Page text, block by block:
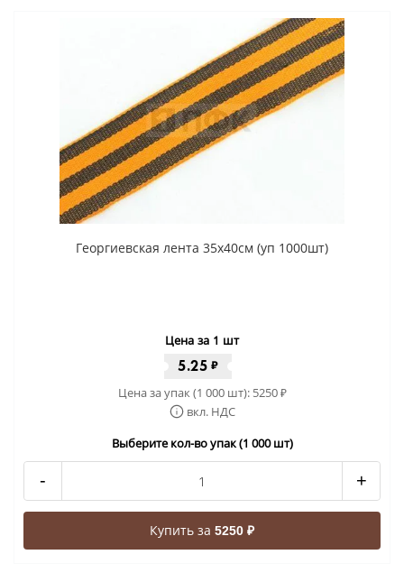
Георгиевская лента 35x40cм (уп 1000шт)
Цена за 1 шт
5.25 ₽
Цена за упак (1 000 шт): 5250₽
вкл. НДС
Выберите кол-во упак (1 000 шт)
- +
Купить за 5250 ₽